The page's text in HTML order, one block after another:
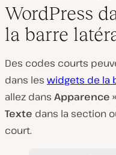
WordPress
la barre
Des codes courts
dans les widgets de la
allez dans Apparence
Texte dans la section
court.